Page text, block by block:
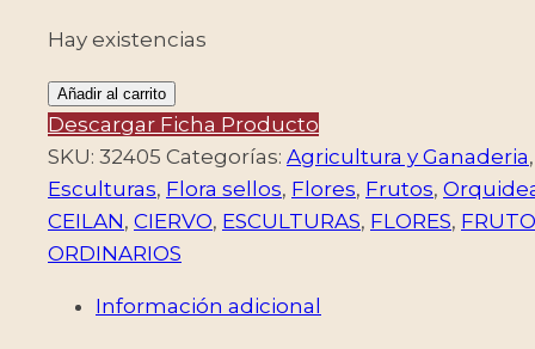
Hay existencias
CEILAN/SELLOS,
1958-
1959
-
SELLOS
ORDINARIOS
INSCRIPCION
Añadir al carrito
Descargar Ficha Producto
SKU: 32405 Categorías: Agricultura y Ganaderia
Esculturas, Flora sellos, Flores, Frutos,
CEILAN, CIERVO, ESCULTURAS, FLORES,
ORDINARIOS
Información adicional